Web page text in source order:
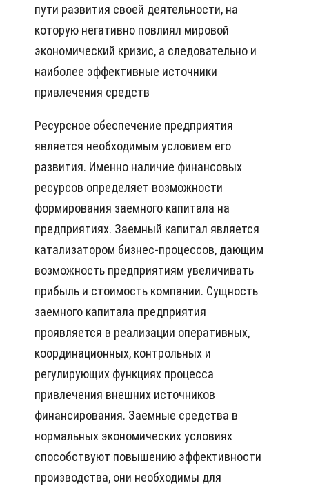
пути развития своей деятельности, на
которую негативно повлиял мировой
экономический кризис, а следовательно и
наиболее эффективные источники
привлечения средств
Ресурсное обеспечение предприятия
является необходимым условием его
развития. Именно наличие финансовых
ресурсов определяет возможности
формирования заемного капитала на
предприятиях. Заемный капитал является
катализатором бизнес-процессов, дающим
возможность предприятиям увеличивать
прибыль и стоимость компании. Сущность
заемного капитала предприятия
проявляется в реализации оперативных,
координационных, контрольных и
регулирующих функциях процесса
привлечения внешних источников
финансирования. Заемные средства в
нормальных экономических условиях
способствуют повышению эффективности
производства, они необходимы для